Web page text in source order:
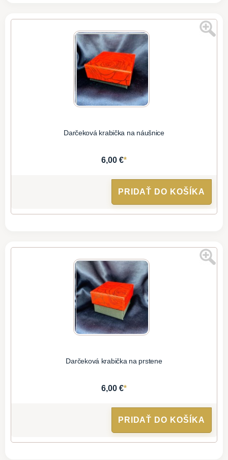
Darčeková krabička na náušnice
6,00 €*
PRIDAŤ DO KOŠÍKA
Darčeková krabička na prstene
6,00 €*
PRIDAŤ DO KOŠÍKA